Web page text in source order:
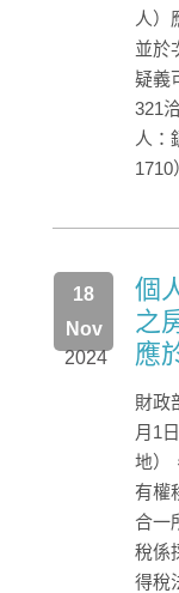
人）
並於
疑義
321
人：
1710
2024
18
Nov
個
之
應
財政
月1
地）
有權
合一
稅係
得稅